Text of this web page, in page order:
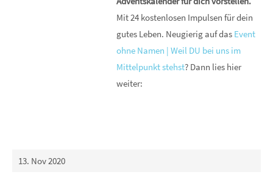
Mit 24 kostenlosen Impulsen für dein
gutes Leben. Neugierig auf das Event
ohne Namen | Weil DU bei uns im
Mittelpunkt stehst? Dann lies hier
weiter:
13. Nov 2020